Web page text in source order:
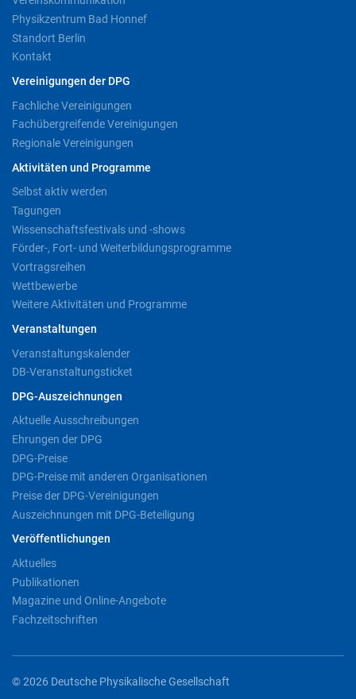
Physikzentrum Bad Honnef
Standort Berlin
Kontakt
Vereinigungen der DPG
Fachliche Vereinigungen
Fachübergreifende Vereinigungen
Regionale Vereinigungen
Aktivitäten und Programme
Selbst aktiv werden
Tagungen
Wissenschaftsfestivals und -shows
Förder-, Fort- und Weiterbildungsprogramme
Vortragsreihen
Wettbewerbe
Weitere Aktivitäten und Programme
Veranstaltungen
Veranstaltungskalender
DB-Veranstaltungsticket
DPG-Auszeichnungen
Aktuelle Ausschreibungen
Ehrungen der DPG
DPG-Preise
DPG-Preise mit anderen Organisationen
Preise der DPG-Vereinigungen
Auszeichnungen mit DPG-Beteiligung
Veröffentlichungen
Aktuelles
Publikationen
Magazine und Online-Angebote
Fachzeitschriften
© 2026 Deutsche Physikalische Gesellschaft